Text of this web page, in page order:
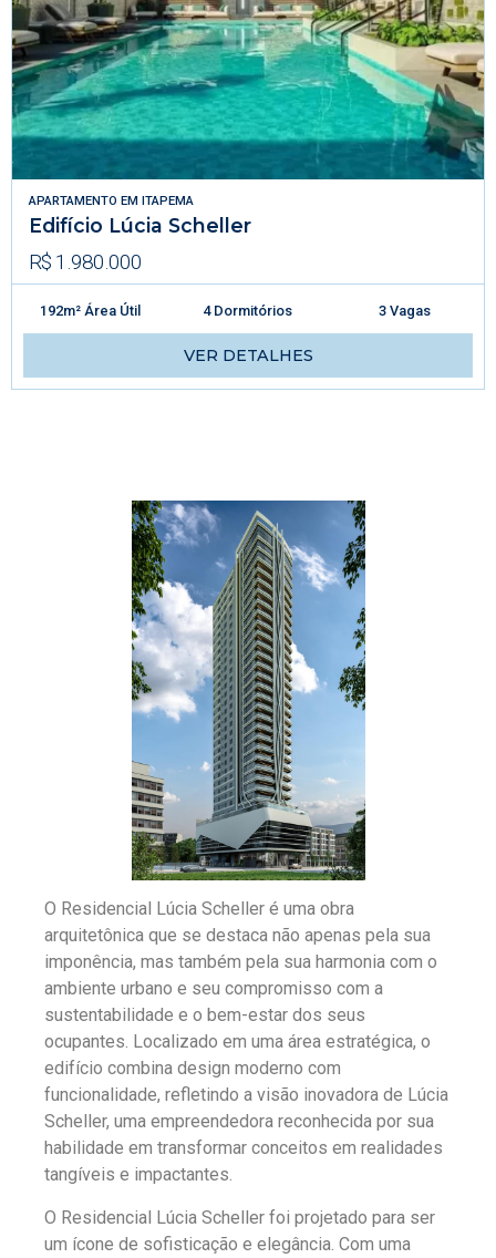
APARTAMENTO EM ITAPEMA
Edifício Lúcia Scheller
R$ 1.980.000
192m² Área Útil 4 Dormitórios 3 Vagas
VER DETALHES
O Residencial Lúcia Scheller é uma obra
arquitetônica que se destaca não apenas pela sua
imponência, mas também pela sua harmonia com o
ambiente urbano e seu compromisso com a
sustentabilidade e o bem-estar dos seus
ocupantes. Localizado em uma área estratégica, o
edifício combina design moderno com
funcionalidade, refletindo a visão inovadora de Lúcia
Scheller, uma empreendedora reconhecida por sua
habilidade em transformar conceitos em realidades
tangíveis e impactantes.
O Residencial Lúcia Scheller foi projetado para ser
um ícone de sofisticação e elegância. Com uma